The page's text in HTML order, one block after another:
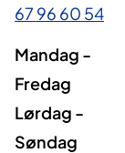
67 96 60 54
Mandag -
Fredag
Lørdag -
Søndag